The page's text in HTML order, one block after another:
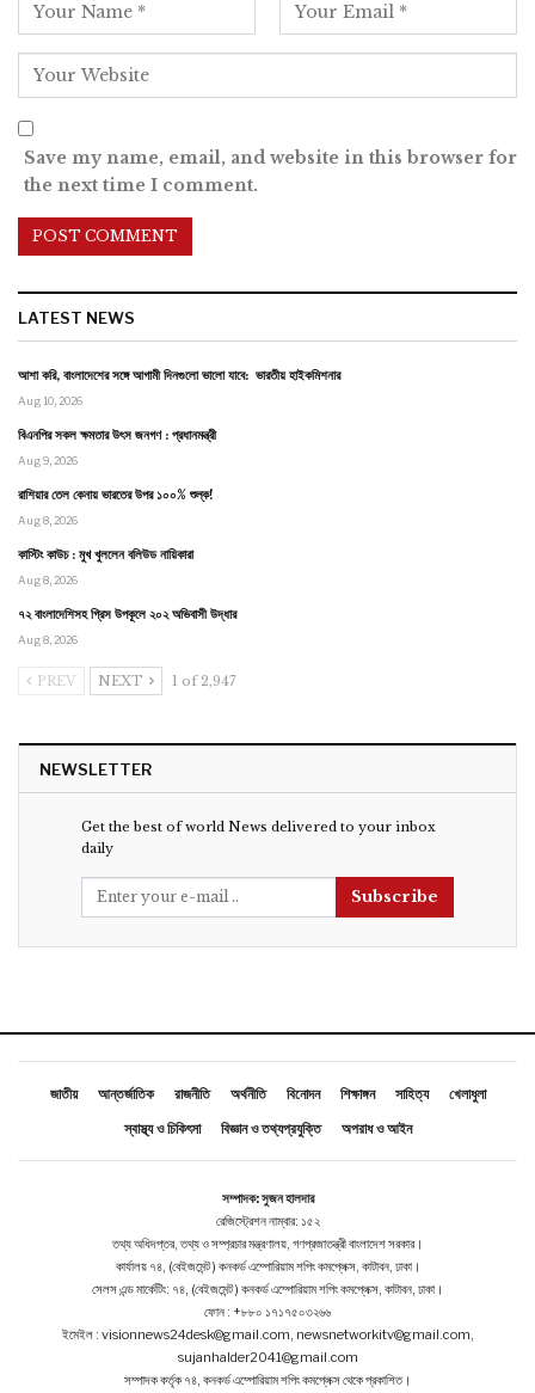
Save my name, email, and website in this browser for
the next time I comment.
LATEST NEWS
আশা করি, বাংলাদেশের সঙ্গে আগামী দিনগুলো ভালো যাবে: ভারতীয় হাইকমিশনার
Aug 10, 2026
বিএনপির সকল ক্ষমতার উৎস জনগণ : প্রধানমন্ত্রী
Aug 9, 2026
রাশিয়ার তেল কেনায় ভারতের উপর ১০০% শুল্ক!
Aug 8, 2026
কাস্টিং কাউচ : মুখ খুললেন বলিউড নায়িকারা
Aug 8, 2026
৭২ বাংলাদেশিসহ গ্রিস উপকূলে ২০২ অভিবাসী উদ্ধার
Aug 8, 2026
PREV NEXT 1 of 2,947
NEWSLETTER
Get the best of world News delivered to your inbox
daily
Subscribe
জাতীয় আন্তর্জাতিক রাজনীতি অর্থনীতি বিনোদন শিক্ষাঙ্গন সাহিত্য
খেলাধুলা
স্বাস্থ্য ও চিকিৎসা
বিজ্ঞান ও তথ্যপ্রযুক্তি অপরাধ ও আইন
সম্পাদক: সুজন হালদার
রেজিস্ট্রেশন নাম্বার: ১৫২
তথ্য অধিদপ্তর, তথ্য ও সম্প্রচার মন্ত্রণালয়, গণপ্রজাতন্ত্রী বাংলাদেশ সরকার।
কার্যালয় ৭৪, (বেইজমেন্ট ) কনকর্ড এম্পোরিয়াম শপিং কমপ্লেক্স, কাটাবন, ঢাকা।
সেলস এন্ড মার্কেটিং: ৭৪, (বেইজমেন্ট ) কনকর্ড এম্পোরিয়াম শপিং কমপ্লেক্স, কাটাবন, ঢাকা।
ফোন : +৮৮০ ১৭১৭৫০৩২৬৬
ইমেইল : visionnews24desk@gmail.com, newsnetworkitv@gmail.com,
sujanhalder2041@gmail.com
সম্পাদক কর্তৃক ৭৪, কনকর্ড এম্পোরিয়াম শপিং কমপ্লেক্স থেকে প্রকাশিত।